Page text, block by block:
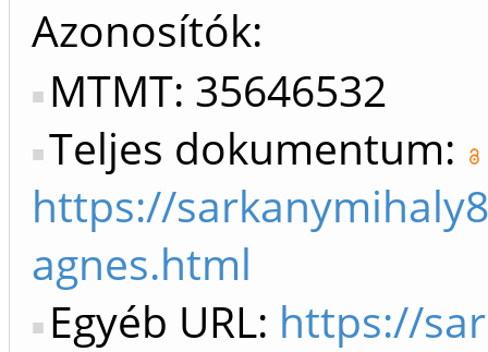
Azonosítók
MTMT: 35646532
Teljes dokumentum:
https://
agnes.html
Egyéb URL: https://